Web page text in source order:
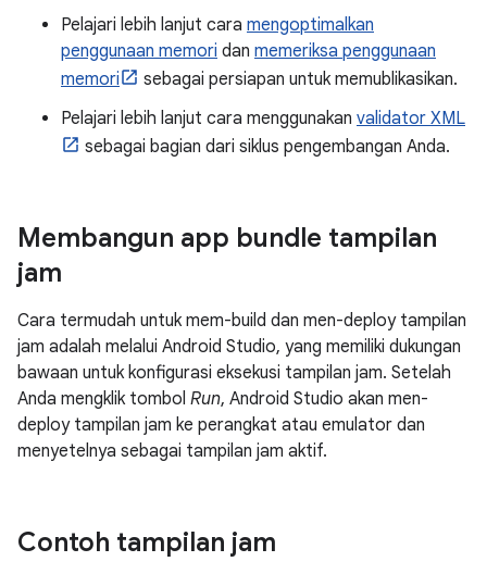
Pelajari lebih lanjut cara mengoptimalkan
penggunaan memori dan memeriksa penggunaan
memori
sebagai persiapan untuk memublikasikan.
Pelajari lebih lanjut cara menggunakan validator XML
sebagai bagian dari siklus pengembangan Anda.
Membangun app bundle tampilan
jam
Cara termudah untuk mem-build dan men-deploy tampilan
jam adalah melalui Android Studio, yang memiliki dukungan
bawaan untuk konfigurasi eksekusi tampilan jam. Setelah
Anda mengklik tombol Run, Android Studio akan men-
deploy tampilan jam ke perangkat atau emulator dan
menyetelnya sebagai tampilan jam aktif.
Contoh tampilan jam